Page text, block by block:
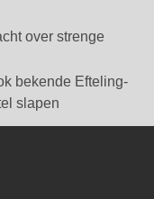
over strenge
bekende Efteling-
slapen